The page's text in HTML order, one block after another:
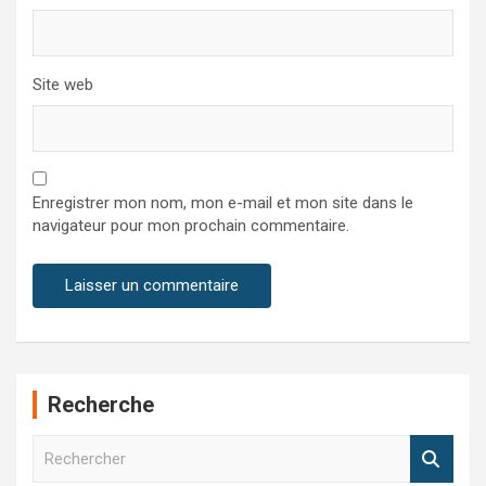
Site web
Enregistrer mon nom, mon e-mail et mon site dans le
navigateur pour mon prochain commentaire.
Recherche